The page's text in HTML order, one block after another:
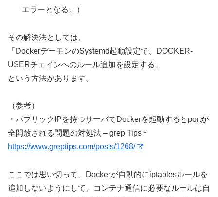
エラーとなる。）
その解決法としては、
「DockerデーモンのSystemd起動設定で、DOCKER-
USERチェインへのルール追加を設定する」
という方法があります。
（参考）
・パブリックIPを持つサーバでDockerを起動するとportが
全開放される問題の対処法 – grep Tips *
https://www.greptips.com/posts/1268/
ここでは思い切って、Dockerが自動的にiptablesルールを
追加しないようにして、コンテナ通信に必要なルールは自